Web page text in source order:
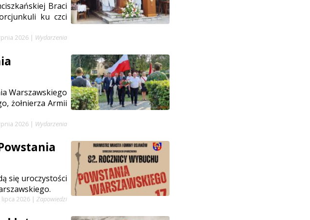
Braci
ku czci
2026 | Wydarzenia
Warszawskiego
żołnierza Armii
2026 | Wydarzenia
się uroczystości
lipca 2026 | Zapowiedzi